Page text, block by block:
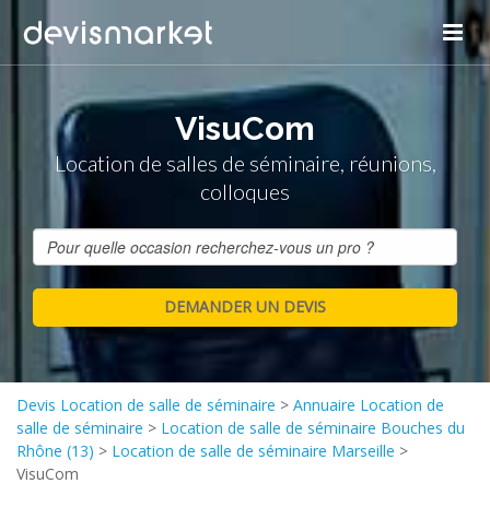
VisuCom
Location de salles de séminaire, réunions,
colloques
Devis Location de salle de séminaire > Annuaire Location de
salle de séminaire > Location de salle de séminaire Bouches du
Rhône (13) > Location de salle de séminaire Marseille >
VisuCom